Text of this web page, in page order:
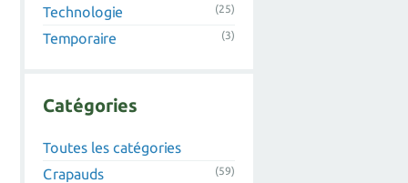
Technologie (25)
Temporaire (3)
Catégories
Toutes les catégories
Crapauds
(59)